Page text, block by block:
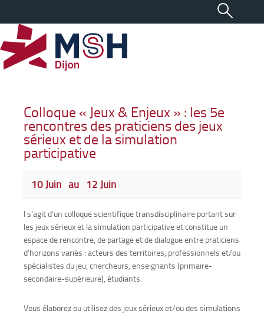
Colloque « Jeux & Enjeux » : les 5e
rencontres des praticiens des jeux
sérieux et de la simulation
participative
10 Juin au 12 Juin
l s’agit d’un colloque scientifique transdisciplinaire portant sur
les jeux sérieux et la simulation participative et constitue un
espace de rencontre, de partage et de dialogue entre praticiens
d’horizons variés : acteurs des territoires, professionnels et/ou
spécialistes du jeu, chercheurs, enseignants (primaire-
secondaire-supérieure), étudiants.
Vous élaborez ou utilisez des jeux sérieux et/ou des simulations